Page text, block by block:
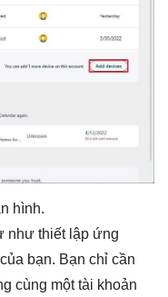
hình.
như thiết lập ứng
bạn. Bạn chỉ cần
cùng một tài khoản